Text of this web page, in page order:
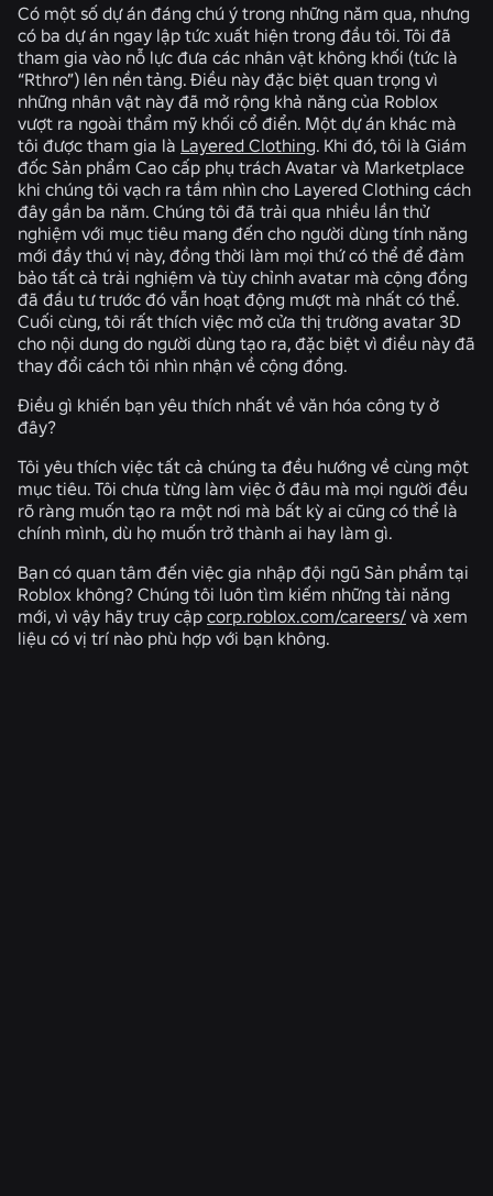
Có một số dự án đáng chú ý trong những năm qua, nhưng
có ba dự án ngay lập tức xuất hiện trong đầu tôi. Tôi đã
tham gia vào nỗ lực đưa các nhân vật không khối (tức là
“Rthro”) lên nền tảng. Điều này đặc biệt quan trọng vì
những nhân vật này đã mở rộng khả năng của Roblox
vượt ra ngoài thẩm mỹ khối cổ điển. Một dự án khác mà
tôi được tham gia là Layered Clothing. Khi đó, tôi là Giám
đốc Sản phẩm Cao cấp phụ trách Avatar và Marketplace
khi chúng tôi vạch ra tầm nhìn cho Layered Clothing cách
đây gần ba năm. Chúng tôi đã trải qua nhiều lần thử
nghiệm với mục tiêu mang đến cho người dùng tính năng
mới đầy thú vị này, đồng thời làm mọi thứ có thể để đảm
bảo tất cả trải nghiệm và tùy chỉnh avatar mà cộng đồng
đã đầu tư trước đó vẫn hoạt động mượt mà nhất có thể.
Cuối cùng, tôi rất thích việc mở cửa thị trường avatar 3D
cho nội dung do người dùng tạo ra, đặc biệt vì điều này đã
thay đổi cách tôi nhìn nhận về cộng đồng.
Điều gì khiến bạn yêu thích nhất về văn hóa công ty ở
đây?
Tôi yêu thích việc tất cả chúng ta đều hướng về cùng một
mục tiêu. Tôi chưa từng làm việc ở đâu mà mọi người đều
rõ ràng muốn tạo ra một nơi mà bất kỳ ai cũng có thể là
chính mình, dù họ muốn trở thành ai hay làm gì.
Bạn có quan tâm đến việc gia nhập đội ngũ Sản phẩm tại
Roblox không? Chúng tôi luôn tìm kiếm những tài năng
mới, vì vậy hãy truy cập corp.roblox.com/careers/ và xem
liệu có vị trí nào phù hợp với bạn không.